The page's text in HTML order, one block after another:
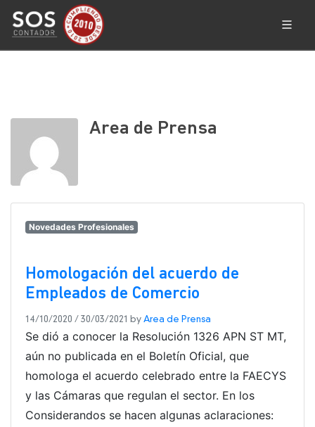
Area de Prensa
Novedades Profesionales
Homologación del acuerdo de
Empleados de Comercio
14/10/2020 / 30/03/2021 by Area de Prensa
Se dió a conocer la Resolución 1326 APN ST MT,
aún no publicada en el Boletín Oficial, que
homologa el acuerdo celebrado entre la FAECYS
y las Cámaras que regulan el sector. En los
Considerandos se hacen algunas aclaraciones: